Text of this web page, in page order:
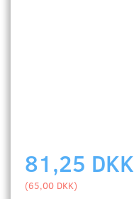
81,25 DKK
(65,00 DKK)